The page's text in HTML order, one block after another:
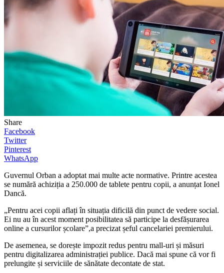
Share
Facebook
Twitter
Pinterest
WhatsApp
Guvernul Orban a adoptat mai multe acte normative. Printre acestea
se numără achiziția a 250.000 de tablete pentru copii, a anunțat Ionel
Dancă.
„Pentru acei copii aflați în situația dificilă din punct de vedere social.
Ei nu au în acest moment posibilitatea să participe la desfășurarea
online a cursurilor școlare”,a precizat șeful cancelariei premierului.
De asemenea, se dorește impozit redus pentru mall-uri și măsuri
pentru digitalizarea administrației publice. Dacă mai spune că vor fi
prelungite și serviciile de sănătate decontate de stat.